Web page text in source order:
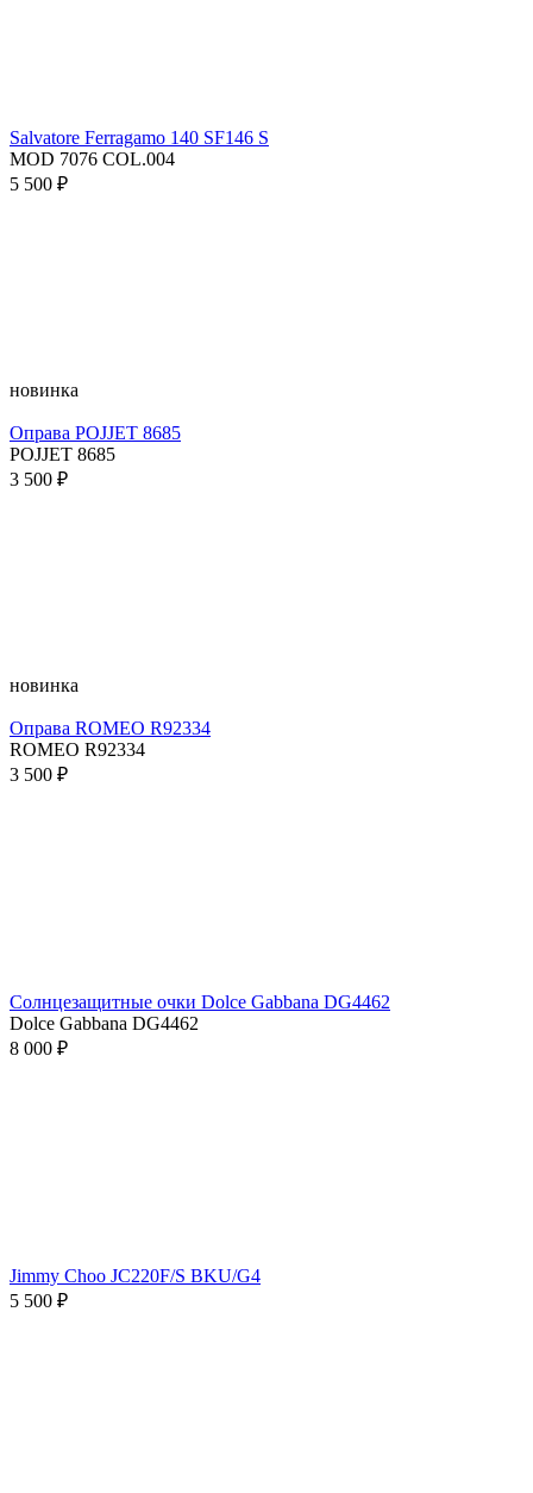
Salvatore Ferragamo 140 SF146 S
MOD 7076 COL.004
5 500 ₽
новинка
Оправа POJJET 8685
POJJET 8685
3 500 ₽
новинка
Оправа ROMEO R92334
ROMEO R92334
3 500 ₽
Солнцезащитные очки Dolce Gabbana DG4462
Dolce Gabbana DG4462
8 000 ₽
Jimmy Choo JC220F/S BKU/G4
5 500 ₽